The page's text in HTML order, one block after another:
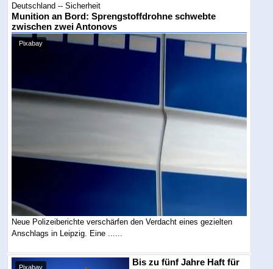
Deutschland -- Sicherheit
Munition an Bord: Sprengstoffdrohne schwebte
zwischen zwei Antonovs
Pixabay
Neue Polizeiberichte verschärfen den Verdacht eines gezielten
Anschlags in Leipzig. Eine ......
Pixabay
Bis zu fünf Jahre Haft für